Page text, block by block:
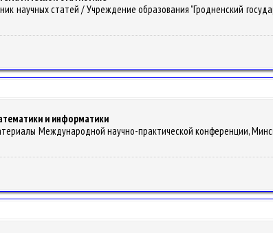
научных статей / Учреждение образования "Гродненский
и информатики
Международной научно-практической конференции,